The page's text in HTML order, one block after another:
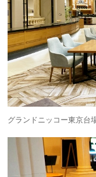
グランドニッコー東京台